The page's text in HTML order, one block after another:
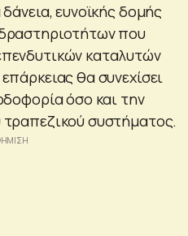
ευνοϊκής δομής
που
καταλυτών
θα συνεχίσει
όσο και την
συστήματος.